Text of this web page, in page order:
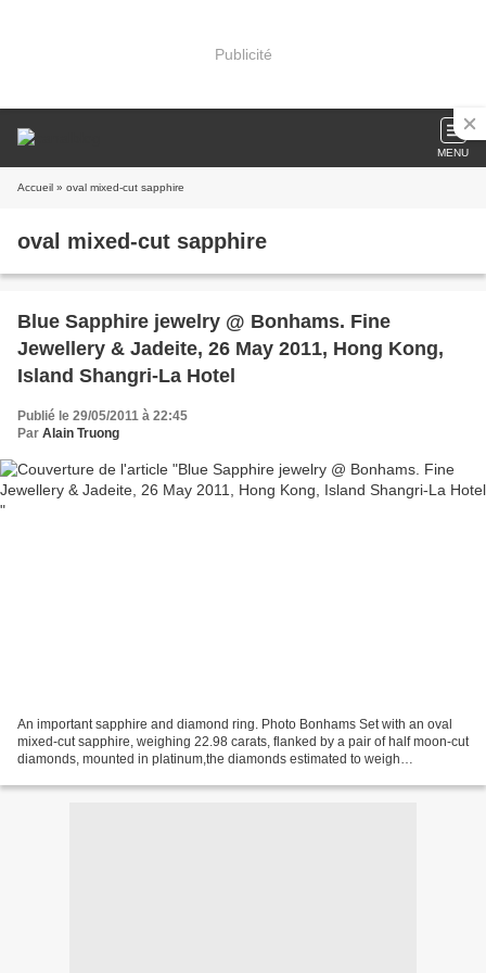
Publicité
MENU
Accueil » oval mixed-cut sapphire
oval mixed-cut sapphire
Blue Sapphire jewelry @ Bonhams. Fine
Jewellery & Jadeite, 26 May 2011, Hong Kong,
Island Shangri-La Hotel
Publié le 29/05/2011 à 22:45
Par Alain Truong
An important sapphire and diamond ring. Photo Bonhams Set with an oval
mixed-cut sapphire, weighing 22.98 carats, flanked by a pair of half moon-cut
diamonds, mounted in platinum,the diamonds estimated to weigh